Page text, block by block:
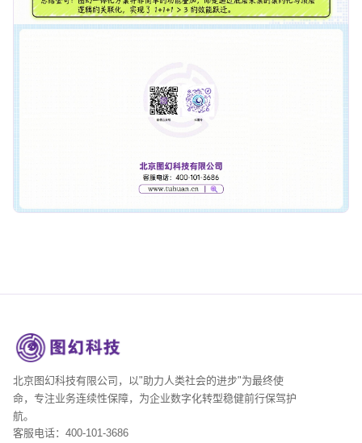
北京图幻科技有限公司，以"助力人类社会的进步"为最终使
命，专注业务连续性保障，为企业数字化转型稳健前行保驾护
航。
客服电话：400-101-3686